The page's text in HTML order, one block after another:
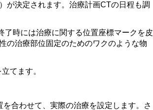
が決定されます。治療計画CTの日程も調
時には治療に関する位置座標マークを皮
の治療部位固定のためのワクのような物
てます。
合わせて、実際の治療を設定します。さ